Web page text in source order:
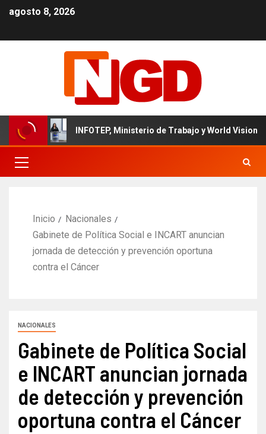
agosto 8, 2026
INFOTEP, Ministerio de Trabajo y World Vision
Inicio
Nacionales
Gabinete de Política Social e INCART anuncian
jornada de detección y prevención oportuna
contra el Cáncer
NACIONALES
Gabinete de Política Social
e INCART anuncian jornada
de detección y prevención
oportuna contra el Cáncer